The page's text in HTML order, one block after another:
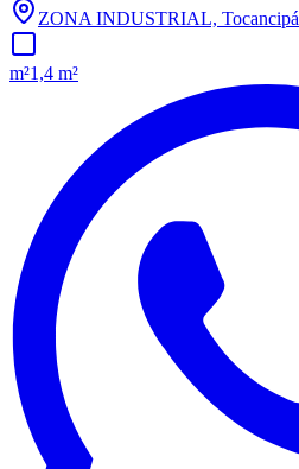
ZONA INDUSTRIAL, Tocancipá
m²1,4 m²